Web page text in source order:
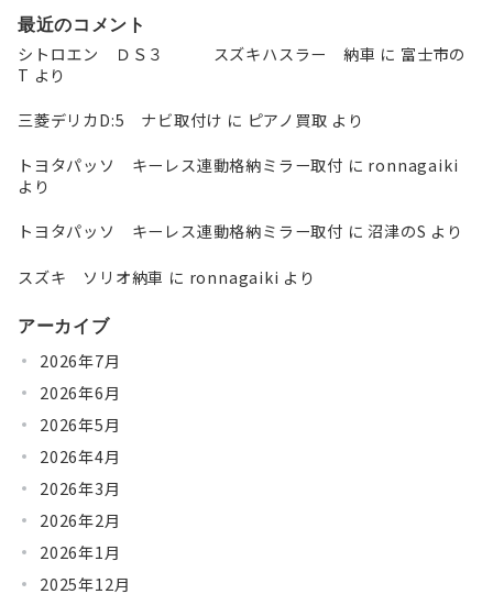
最近のコメント
シトロエン ＤＳ３ スズキハスラー 納車 に 富士市の
T より
三菱デリカD:5 ナビ取付け に ピアノ買取 より
トヨタパッソ キーレス連動格納ミラー取付 に ronnagaiki
より
トヨタパッソ キーレス連動格納ミラー取付 に沼津のS より
スズキ ソリオ納車 に ronnagaiki より
アーカイブ
2026年7月
2026年6月
2026年5月
2026年4月
2026年3月
2026年2月
2026年1月
2025年12月